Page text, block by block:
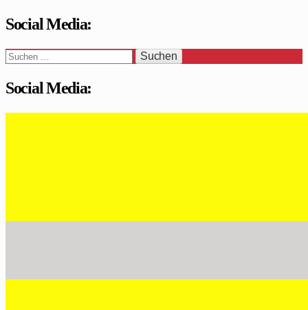
Social Media:
Suchen
nach:
Social Media: